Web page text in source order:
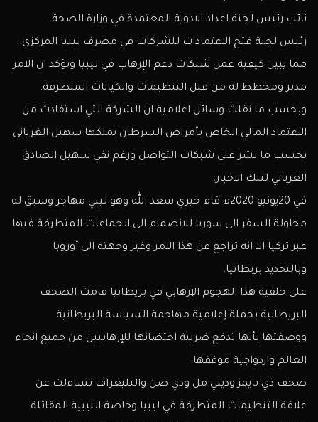
نائب رئيس لجنة اعداد الادوية المعتمدة في وزارة الصحة.
رئيس لجنة فتح الاعتمادات للشركات في مصرف ليبيا المركزي.
مما يبين كيفية عمل شبكات دعم الإرهاب في ليبيا وتؤكد ان الامر
مدبر ومخطط له من قبل التنظيمات والكيانات المتطرفة.
وبحسب ما نقلت وسائل اعلامية ان الشركة التي استفادت من
الاعتماد المالي الخاص بأمراض السرطان يملكها سهيل الغرياني
بحسب ما نشر على شبكات التواصل ورغم نفي سهيل الصادق
الغرياني لتلك الاخبار.
في 20يونيو 2020م قام خيري سعد الله وهو ليبي مهاجر وسبق له
محاولة السفر الى سوريا للانضمام الى الجماعات المتطرفة فيها
عبر تركيا الا انه تراجع عن هذا الامر وغير وجهته الى أوروبا
وبالتحديد بريطانيا.
على خلفية هذا الهجوم الإرهابي في بريطانيا قامت الصحف
البريطانية بحملة إعلامية مهاجمة السياسة البريطانية
ووصفتها بأنها تدفع ضريبة احتضانها للإرهابيين من جميع انحاء
العالم وازدواجية موقفها.
صحف ذي تايمز وديلي مل وذي صن والتليغراف تساءلت عن
علاقة التنظيمات المتطرفة في ليبيا وخاصة الليبية المقاتلة